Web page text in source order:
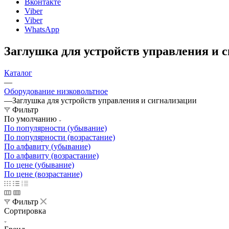
Вконтакте
Viber
Viber
WhatsApp
Заглушка для устройств управления и
Каталог
—
Оборудование низковольтное
—Заглушка для устройств управления и сигнализации
Фильтр
По умолчанию
По популярности (убывание)
По популярности (возрастание)
По алфавиту (убывание)
По алфавиту (возрастание)
По цене (убывание)
По цене (возрастание)
Фильтр
Сортировка